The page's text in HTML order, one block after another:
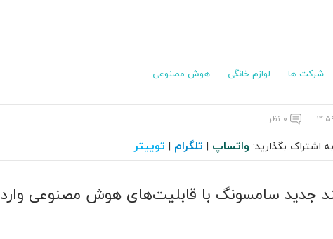
شرکت ها لوازم خانگی هوش مصنوعی
۰ نظر
اشتراک بگذارید: واتساپ | تلگرام | توییتر
جدید سامسونگ با قابلیت‌های هوش مصنوعی وارد